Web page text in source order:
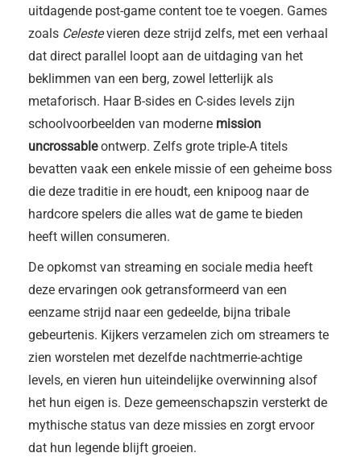
uitdagende post-game content toe te voegen. Games
zoals Celestevieren deze strijd zelfs, met een verhaal
dat direct parallel loopt aan de uitdaging van het
beklimmen van een berg, zowel letterlijk als
metaforisch. Haar B-sides en C-sides levels zijn
schoolvoorbeelden van moderne mission
uncrossableontwerp. Zelfs grote triple-A titels
bevatten vaak een enkele missie of een geheime boss
die deze traditie in ere houdt, een knipoog naar de
hardcore spelers die alles wat de game te bieden
heeft willen consumeren.
De opkomst van streaming en sociale media heeft
deze ervaringen ook getransformeerd van een
eenzame strijd naar een gedeelde, bijna tribale
gebeurtenis. Kijkers verzamelen zich om streamers te
zien worstelen met dezelfde nachtmerrie-achtige
levels, en vieren hun uiteindelijke overwinning alsof
het hun eigen is. Deze gemeenschapszin versterkt de
mythische status van deze missies en zorgt ervoor
dat hun legende blijft groeien.